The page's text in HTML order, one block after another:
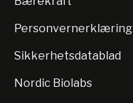
Personvernerklæring
Sikkerhetsdatablad
Nordic Biolabs